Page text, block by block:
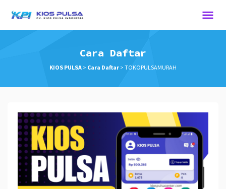
Cara Daftar
KIOS PULSA > Cara Daftar > TOKOPULSAMURAH